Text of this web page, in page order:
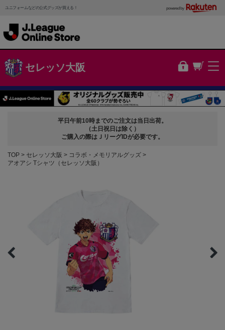
ユニフォームなどの公式グッズが買える！ powered by
セレッソ大阪
平日午前10時までのご注文は当日出荷。
（土日祝日は除く）
ご購入の際はＪリーグIDが必要です。
TOP セレッソ大阪
コラボ・メモリアルグッズ
アオアシ Tシャツ（セレッソ大阪）